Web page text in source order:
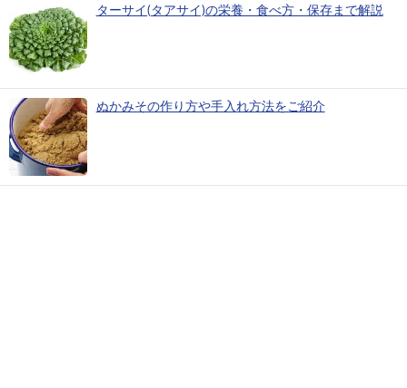
ターサイ(タアサイ)の栄養・食べ方・保存まで解説
ぬかみその作り方や手入れ方法をご紹介